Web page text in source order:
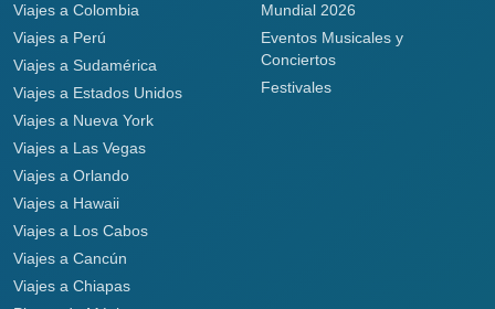
Viajes a Colombia
Viajes a Perú
Viajes a Sudamérica
Viajes a Estados Unidos
Viajes a Nueva York
Viajes a Las Vegas
Viajes a Orlando
Viajes a Hawaii
Viajes a Los Cabos
Viajes a Cancún
Viajes a Chiapas
Mundial 2026
Eventos Musicales y
Conciertos
Festivales